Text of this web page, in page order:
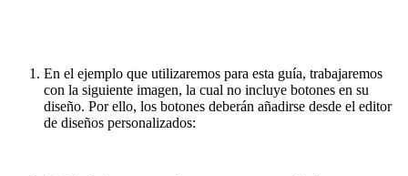
En el ejemplo que utilizaremos para esta guía, trabajaremos
con la siguiente imagen, la cual no incluye botones en su
diseño. Por ello, los botones deberán añadirse desde el editor
de diseños personalizados: